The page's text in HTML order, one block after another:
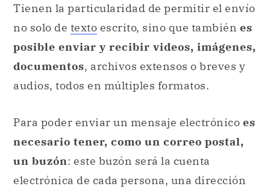
Tienen la particularidad de permitir el envío
no solo de texto escrito, sino que también es
posible enviar y recibir videos, imágenes,
documentos, archivos extensos o breves y
audios, todos en múltiples formatos.
Para poder enviar un mensaje electrónico es
necesario tener, como un correo postal,
un buzón: este buzón será la cuenta
electrónica de cada persona, una dirección